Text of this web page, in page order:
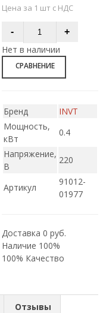
Цена за 1 шт с НДС
Нет в наличии
СРАВНЕНИЕ
Бренд
INVT
Мощность,
кВт
0.4
Напряжение,
В
220
Артикул
91012-
01977
Доставка 0 руб.
Наличие 100%
100% Качество
Отзывы